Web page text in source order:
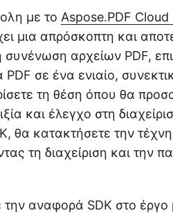
με το Aspose.PDF Cloud
μια απρόσκοπτη και
αρχείων PDF,
σε ένα ενιαίο,
τη θέση όπου θα
και έλεγχο στη
θα κατακτήσετε την
τη διαχείριση και την
αναφορά SDK στο έργο